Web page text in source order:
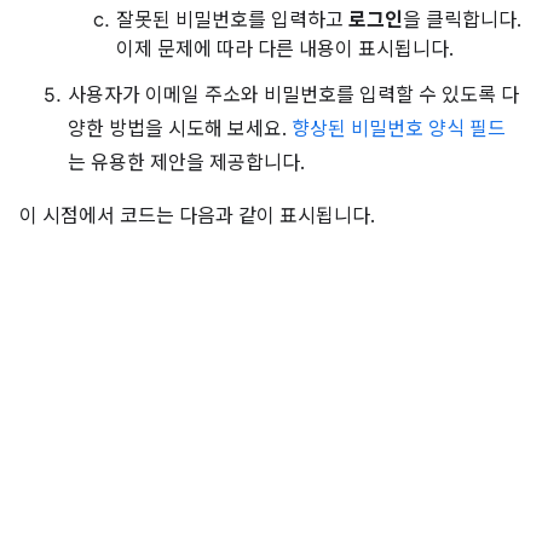
잘못된 비밀번호를 입력하고 로그인을 클릭합니다.
이제 문제에 따라 다른 내용이 표시됩니다.
사용자가 이메일 주소와 비밀번호를 입력할 수 있도록 다
양한 방법을 시도해 보세요. 향상된 비밀번호 양식 필드
는 유용한 제안을 제공합니다.
이 시점에서 코드는 다음과 같이 표시됩니다.